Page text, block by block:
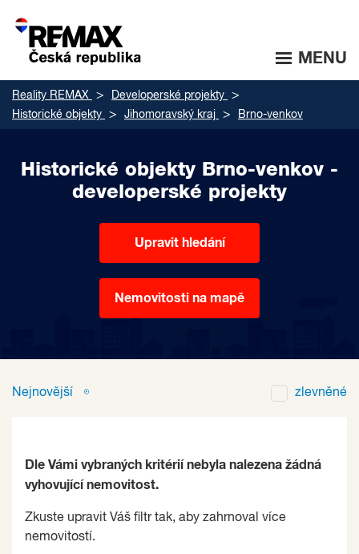
MENU
Reality REMAX
Developerské projekty
Historické objekty
Jihomoravský kraj Brno-venkov
Historické objekty Brno-venkov -
developerské projekty
Upravit hledání
Nemovitosti na mapě
Nejnovější zlevněné
Dle Vámi vybraných kritérií nebyla nalezena žádná
vyhovující nemovitost.
Zkuste upravit Váš filtr tak, aby zahrnoval více
nemovitostí.